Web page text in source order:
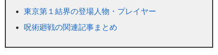
東京第１結界の登場人物・プレイヤー
呪術廻戦の関連記事まとめ